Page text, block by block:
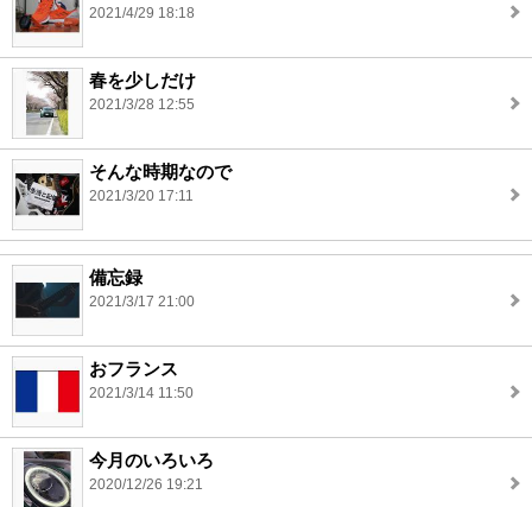
2021/4/29 18:18
春を少しだけ
2021/3/28 12:55
そんな時期なので
2021/3/20 17:11
備忘録
2021/3/17 21:00
おフランス
2021/3/14 11:50
今月のいろいろ
2020/12/26 19:21